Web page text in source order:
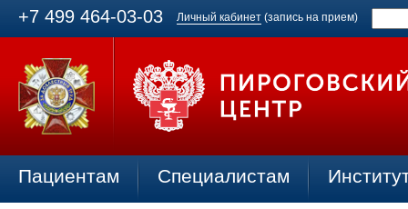
+7 499 464-03-03 Личный кабинет (запись на прием)
Пациентам Специалистам